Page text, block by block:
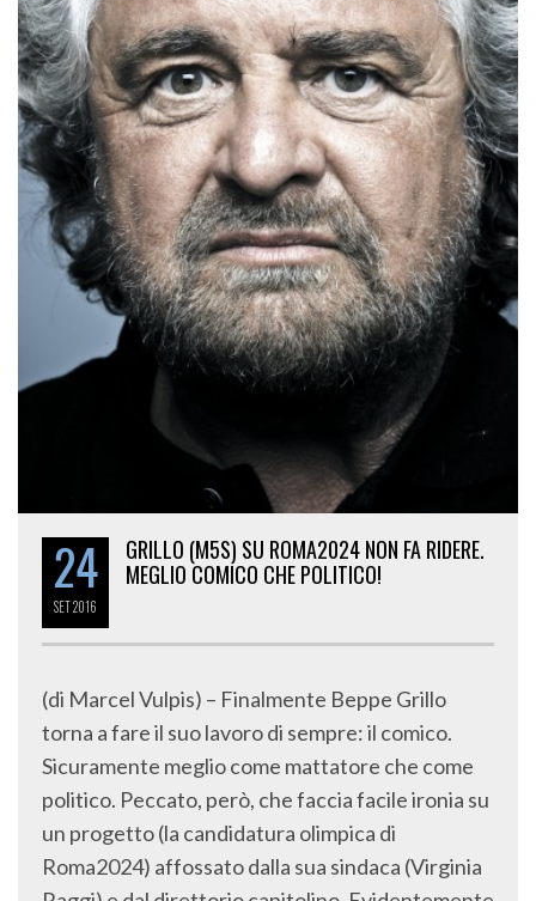
24
SET2016
GRILLO (M5S) SU ROMA2024 NON FA RIDERE.
MEGLIO COMICO CHE POLITICO!
(di Marcel Vulpis) – Finalmente Beppe Grillo
torna a fare il suo lavoro di sempre: il comico.
Sicuramente meglio come mattatore che come
politico. Peccato, però, che faccia facile ironia su
un progetto (la candidatura olimpica di
Roma2024) affossato dalla sua sindaca (Virginia